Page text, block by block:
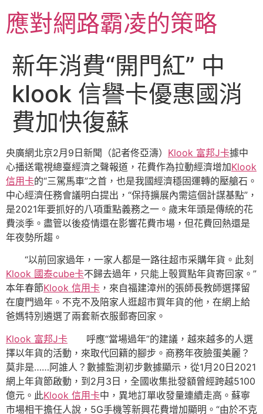
主應對網路霸凌的策略
新年消費“開門紅” 中
klook 信譽卡優惠國消
費加快復蘇
央廣網北京2月9日新聞（記者佟亞濤） Klook 富邦J卡據中
心播送電視總臺經濟之聲報道，花費作為拉動經濟增加Klook
信用卡的“三駕馬車”之首，也是我國經濟穩固運轉的壓艙石。
中心經濟任務會議明白提出，“保持擴展內需這個計謀基點”，
是2021年要抓好的八項重點義務之一。歲末年頭是傳統的花
費淡季。盡管以後疫情還在影響花費市場，但花費回熱還是
年夜勢所趨。
“以前回家過年，一家人都是一路往超市采購年貨。此刻
Klook 國泰cube卡不歸去過年，只能上彀買點年貨寄回家。”
本年春節Klook 信用卡 ，來自福建漳州的張師長教師選擇留
在廈門過年。不克不及陪家人逛超市買年貨的他，在網上給
爸媽特別遴選了兩套新衣服郵寄回家。
Klook 富邦J卡 呼應“當場過年”的建議，越來越多的人選
擇以年貨的活動，來取代回籍的腳步。商務年夜臉蛋美麗？
莫非是……阿誰人？數據監測初步數據顯示，從1月20日2021
網上年貨節啟動，到2月3日，全國收集批發額曾經跨越5100
億元。此Klook 信用卡中，異地訂單收發量連續走高。蘇寧
市場相干擔任人說，5G手機等新興花費增加顯明。“由於不克